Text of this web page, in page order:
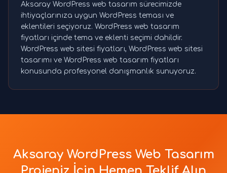
Aksaray WordPress web tasarım sürecimizde
ihtiyaçlarınıza uygun WordPress teması ve
eklentileri seçiyoruz. WordPress web tasarım
fiyatları içinde tema ve eklenti seçimi dahildir.
WordPress web sitesi fiyatları, WordPress web sitesi
tasarımı ve WordPress web tasarım fiyatları
konusunda profesyonel danışmanlık sunuyoruz.
Aksaray WordPress Web Tasarım